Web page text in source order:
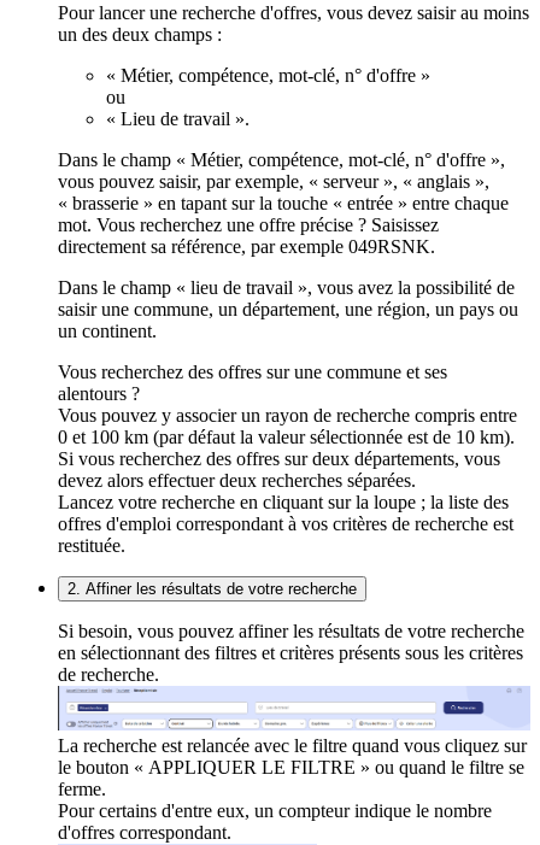
Pour lancer une recherche d'offres, vous devez saisir au moins
un des deux champs :
« Métier, compétence, mot-clé, n° d'offre »
ou
« Lieu de travail ».
Dans le champ « Métier, compétence, mot-clé, n° d'offre »,
vous pouvez saisir, par exemple, « serveur », « anglais »,
« brasserie » en tapant sur la touche « entrée » entre chaque
mot. Vous recherchez une offre précise ? Saisissez
directement sa référence, par exemple 049RSNK.
Dans le champ « lieu de travail », vous avez la possibilité de
saisir une commune, un département, une région, un pays ou
un continent.
Vous recherchez des offres sur une commune et ses
alentours ?
Vous pouvez y associer un rayon de recherche compris entre
0 et 100 km (par défaut la valeur sélectionnée est de 10 km).
Si vous recherchez des offres sur deux départements, vous
devez alors effectuer deux recherches séparées.
Lancez votre recherche en cliquant sur la loupe ; la liste des
offres d'emploi correspondant à vos critères de recherche est
restituée.
2. Affiner les résultats de votre recherche
Si besoin, vous pouvez affiner les résultats de votre recherche
en sélectionnant des filtres et critères présents sous les critères
de recherche.
La recherche est relancée avec le filtre quand vous cliquez sur
le bouton « APPLIQUER LE FILTRE » ou quand le filtre se
ferme.
Pour certains d'entre eux, un compteur indique le nombre
d'offres correspondant.